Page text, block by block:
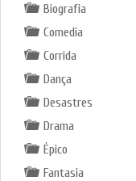
Biografia
Comedia
Corrida
Dança
Desastres
Drama
Épico
Fantasia